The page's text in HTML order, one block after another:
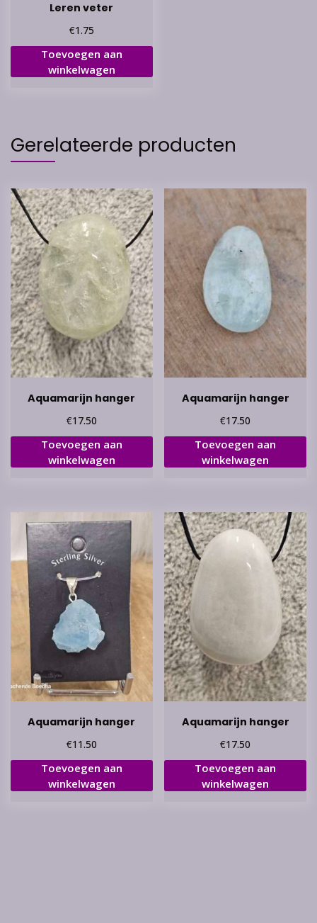
Leren veter
€1.75
Toevoegen aan
winkelwagen
Gerelateerde producten
Aquamarijn hanger
€17.50
Toevoegen aan
winkelwagen
Aquamarijn hanger
€17.50
Toevoegen aan
winkelwagen
Aquamarijn hanger
€11.50
Toevoegen aan
winkelwagen
Aquamarijn hanger
€17.50
Toevoegen aan
winkelwagen